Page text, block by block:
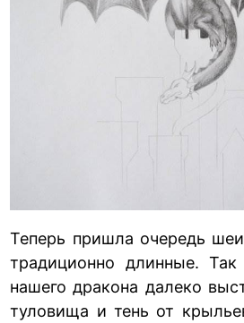
Теперь пришла очередь
традиционно длинные.
нашего дракона далеко
туловища и тень от